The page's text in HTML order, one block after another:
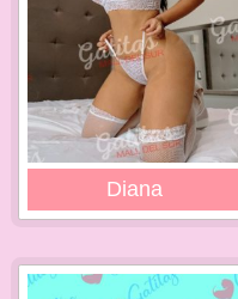
Diana